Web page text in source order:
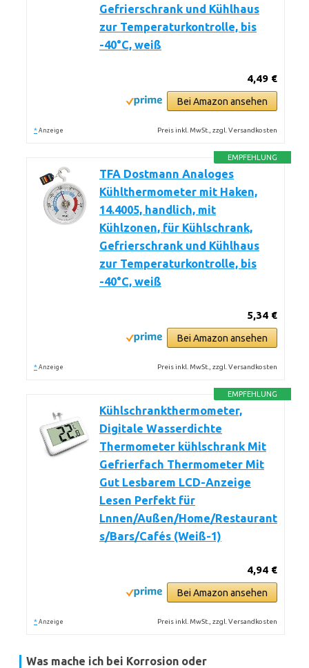
Gefrierschrank und Kühlhaus
zur Temperaturkontrolle, bis
-40°C, weiß
4,49 €
Bei Amazon ansehen
* Anzeige Preis inkl. MwSt., zzgl. Versandkosten
EMPFEHLUNG
TFA Dostmann Analoges
Kühlthermometer mit Haken,
14.4005, handlich, mit
Kühlzonen, für Kühlschrank,
Gefrierschrank und Kühlhaus
zur Temperaturkontrolle, bis
-40°C, weiß
5,34 €
Bei Amazon ansehen
* Anzeige Preis inkl. MwSt., zzgl. Versandkosten
EMPFEHLUNG
Kühlschrankthermometer,
Digitale Wasserdichte
Thermometer kühlschrank Mit
Gefrierfach Thermometer Mit
Gut Lesbarem LCD-Anzeige
Lesen Perfekt für
Lnnen/Außen/Home/Restaurant
s/Bars/Cafés (Weiß-1)
4,94 €
Bei Amazon ansehen
* Anzeige Preis inkl. MwSt., zzgl. Versandkosten
Was mache ich bei Korrosion oder